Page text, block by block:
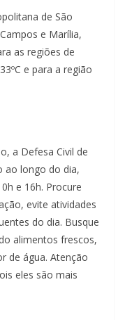
de São
e Marília,
as regiões de
e para a região
a Defesa Civil de
ao longo do dia,
e 16h. Procure
evite atividades
do dia. Busque
alimentos frescos,
de água. Atenção
eles são mais